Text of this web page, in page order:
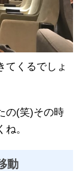
てくるでしょ
の(笑)その時
。
動